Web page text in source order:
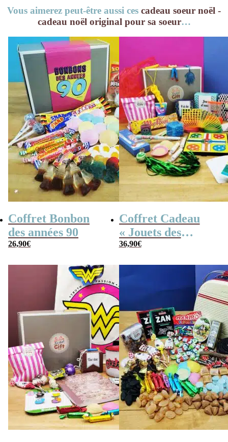
Vous aimerez peut-être aussi ces cadeau soeur noël -
cadeau noël original pour sa soeur…
Coffret Bonbon
des années 90
26,90€
Coffret Cadeau
« Jouets des
années 80 » –
36,90€